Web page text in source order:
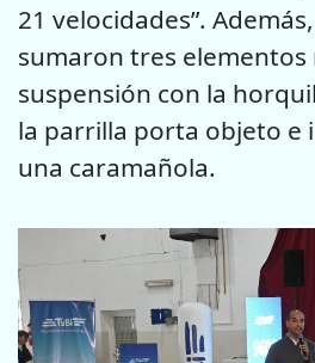
21 velocidades”.
sumaron tres elementos
suspensión con la
la parrilla porta objeto e
una caramañola.